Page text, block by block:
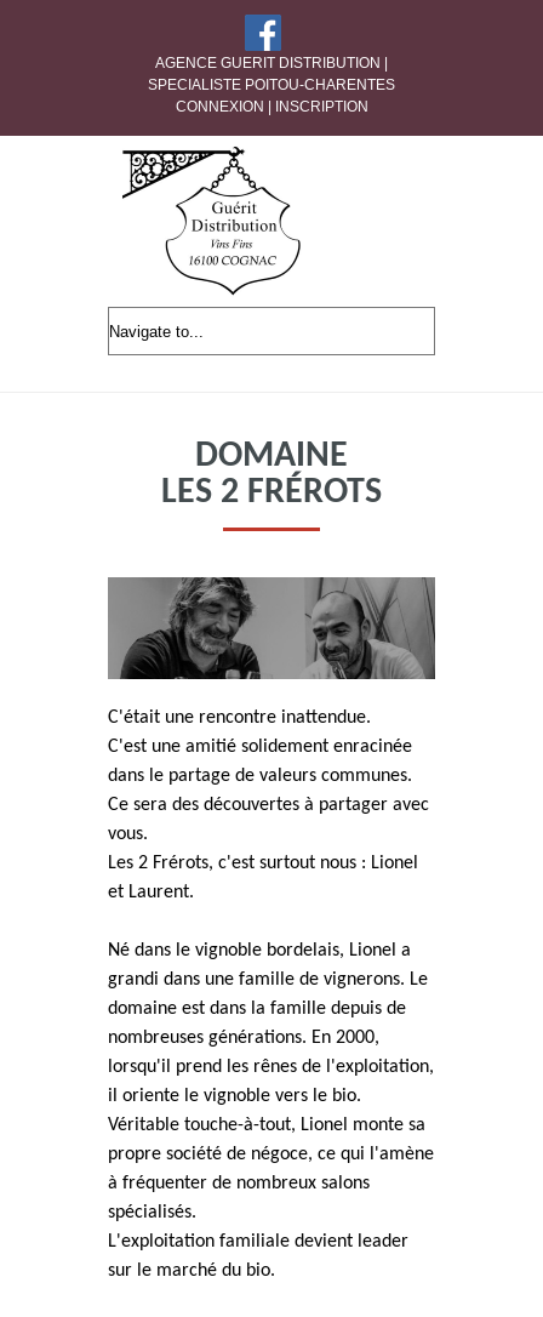
AGENCE GUERIT DISTRIBUTION |
SPECIALISTE POITOU-CHARENTES
CONNEXION
INSCRIPTION
DOMAINE
LES 2 FRÉROTS
C'était une rencontre inattendue.
C'est une amitié solidement enracinée
dans le partage de valeurs communes.
Ce sera des découvertes à partager avec
vous.
Les 2 Frérots, c'est surtout nous : Lionel
et Laurent.
Né dans le vignoble bordelais, Lionel a
grandi dans une famille de vignerons. Le
domaine est dans la famille depuis de
nombreuses générations. En 2000,
lorsqu'il prend les rênes de l'exploitation,
il oriente le vignoble vers le bio.
Véritable touche-à-tout, Lionel monte sa
propre société de négoce, ce qui l'amène
à fréquenter de nombreux salons
spécialisés.
L'exploitation familiale devient leader
sur le marché du bio.